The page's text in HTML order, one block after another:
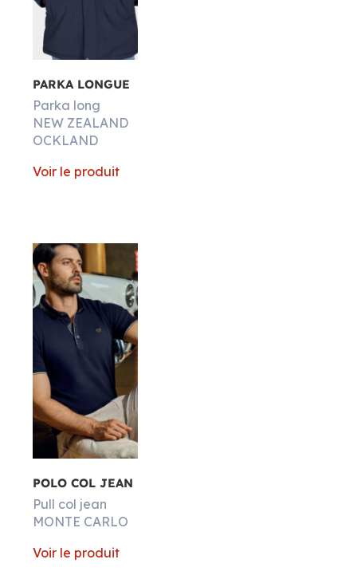
PARKA LONGUE
Parka long
NEW ZEALAND
OCKLAND
Voir le produit
POLO COL JEAN
Pull col jean
MONTE CARLO
Voir le produit